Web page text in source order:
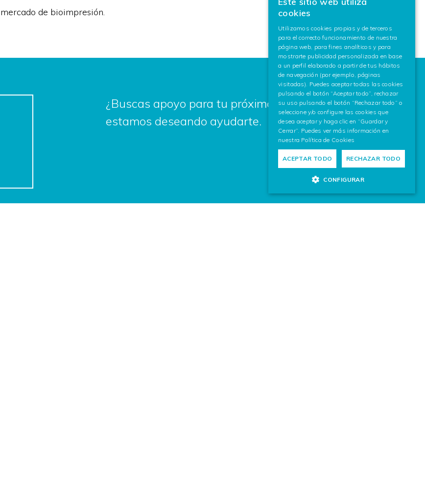
mercado de bioimpresión.
¿Buscas apoyo para tu próximo proyecto? Escríbenos,
estamos deseando ayudarte.
ENGLISH
cookies
Utilizamos cookies propias y de terceros
para el correcto funcionamiento de nuestra
página web, para fines analíticos y para
mostrarte publicidad personalizada en base
a un perfil elaborado a partir de tus hábitos
de navegación (por ejemplo, páginas
visitadas). Puedes aceptar todas las cookies
pulsando el botón “Aceptar todo”, rechazar
su uso pulsando el botón “Rechazar todo” o
seleccione y/o configure las cookies que
desea aceptar y haga clic en “Guardar y
Cerrar”. Puedes ver más información en
nuestra Política de Cookies
ACEPTAR TODO RECHAZAR TODO
CONFIGURAR